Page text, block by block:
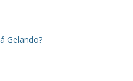
Gelando?